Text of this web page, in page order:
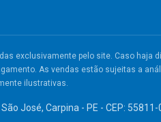
exclusivamente pelo site. Caso haja
As vendas estão sujeitas a
ilustrativas.
José, Carpina - PE - CEP: